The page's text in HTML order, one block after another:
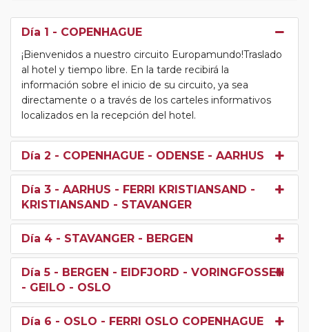
Día 1 - COPENHAGUE
¡Bienvenidos a nuestro circuito Europamundo!Traslado
al hotel y tiempo libre. En la tarde recibirá la
información sobre el inicio de su circuito, ya sea
directamente o a través de los carteles informativos
localizados en la recepción del hotel.
Día 2 - COPENHAGUE - ODENSE - AARHUS
Día 3 - AARHUS - FERRI KRISTIANSAND -
KRISTIANSAND - STAVANGER
Día 4 - STAVANGER - BERGEN
Día 5 - BERGEN - EIDFJORD - VORINGFOSSEN
- GEILO - OSLO
Día 6 - OSLO - FERRI OSLO COPENHAGUE